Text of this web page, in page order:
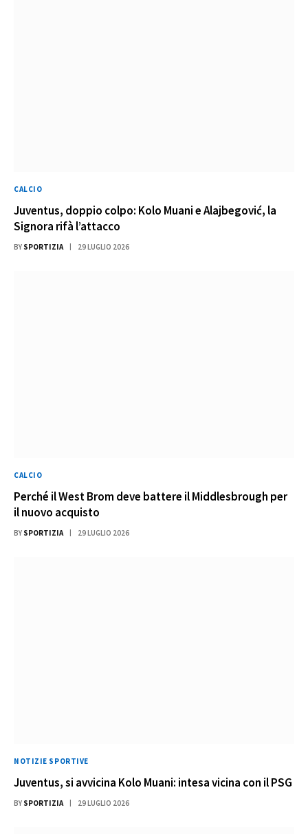
CALCIO
Juventus, doppio colpo: Kolo Muani e Alajbegović, la
Signora rifà l’attacco
BY SPORTIZIA 29 LUGLIO 2026
CALCIO
Perché il West Brom deve battere il Middlesbrough per
il nuovo acquisto
BY SPORTIZIA 29 LUGLIO 2026
NOTIZIE SPORTIVE
Juventus, si avvicina Kolo Muani: intesa vicina con il PSG
BY SPORTIZIA 29 LUGLIO 2026